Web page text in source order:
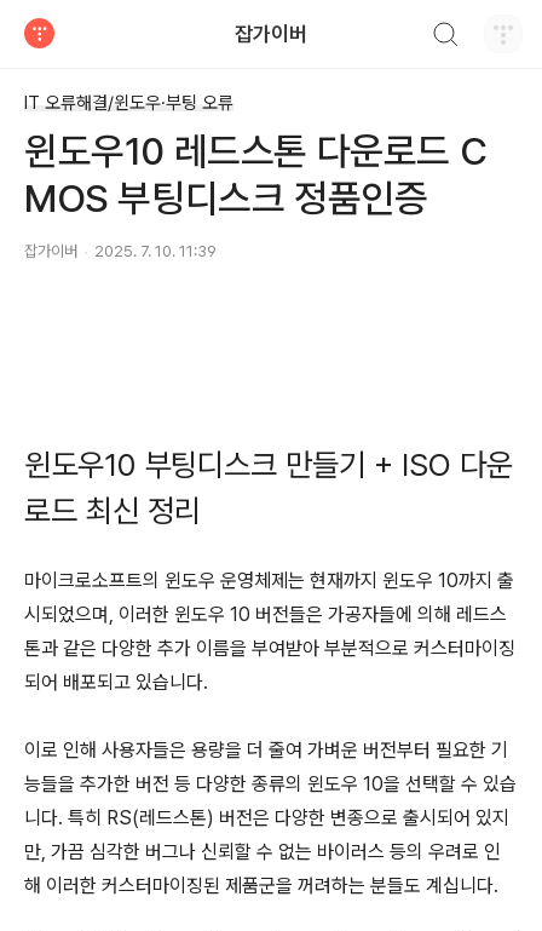
잡가이버
IT 오류해결/윈도우·부팅 오류
윈도우10 레드스톤 다운로드 C
MOS 부팅디스크 정품인증
잡가이버 2025. 7. 10. 11:39
윈도우10 부팅디스크 만들기 + ISO 다운
로드 최신 정리
마이크로소프트의 윈도우 운영체제는 현재까지 윈도우 10까지 출
시되었으며, 이러한 윈도우 10 버전들은 가공자들에 의해 레드스
톤과 같은 다양한 추가 이름을 부여받아 부분적으로 커스터마이징
되어 배포되고 있습니다.
이로 인해 사용자들은 용량을 더 줄여 가벼운 버전부터 필요한 기
능들을 추가한 버전 등 다양한 종류의 윈도우 10을 선택할 수 있습
니다. 특히 RS(레드스톤) 버전은 다양한 변종으로 출시되어 있지
만, 가끔 심각한 버그나 신뢰할 수 없는 바이러스 등의 우려로 인
해 이러한 커스터마이징된 제품군을 꺼려하는 분들도 계십니다.